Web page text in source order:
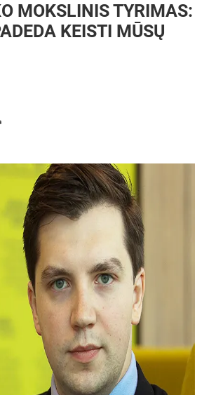
MOKSLINIS TYRIMAS:
KEISTI MŪSŲ